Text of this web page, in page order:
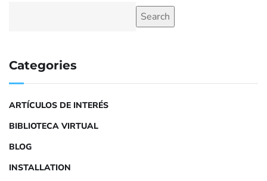
Search
Categories
ARTÍCULOS DE INTERÉS
BIBLIOTECA VIRTUAL
BLOG
INSTALLATION